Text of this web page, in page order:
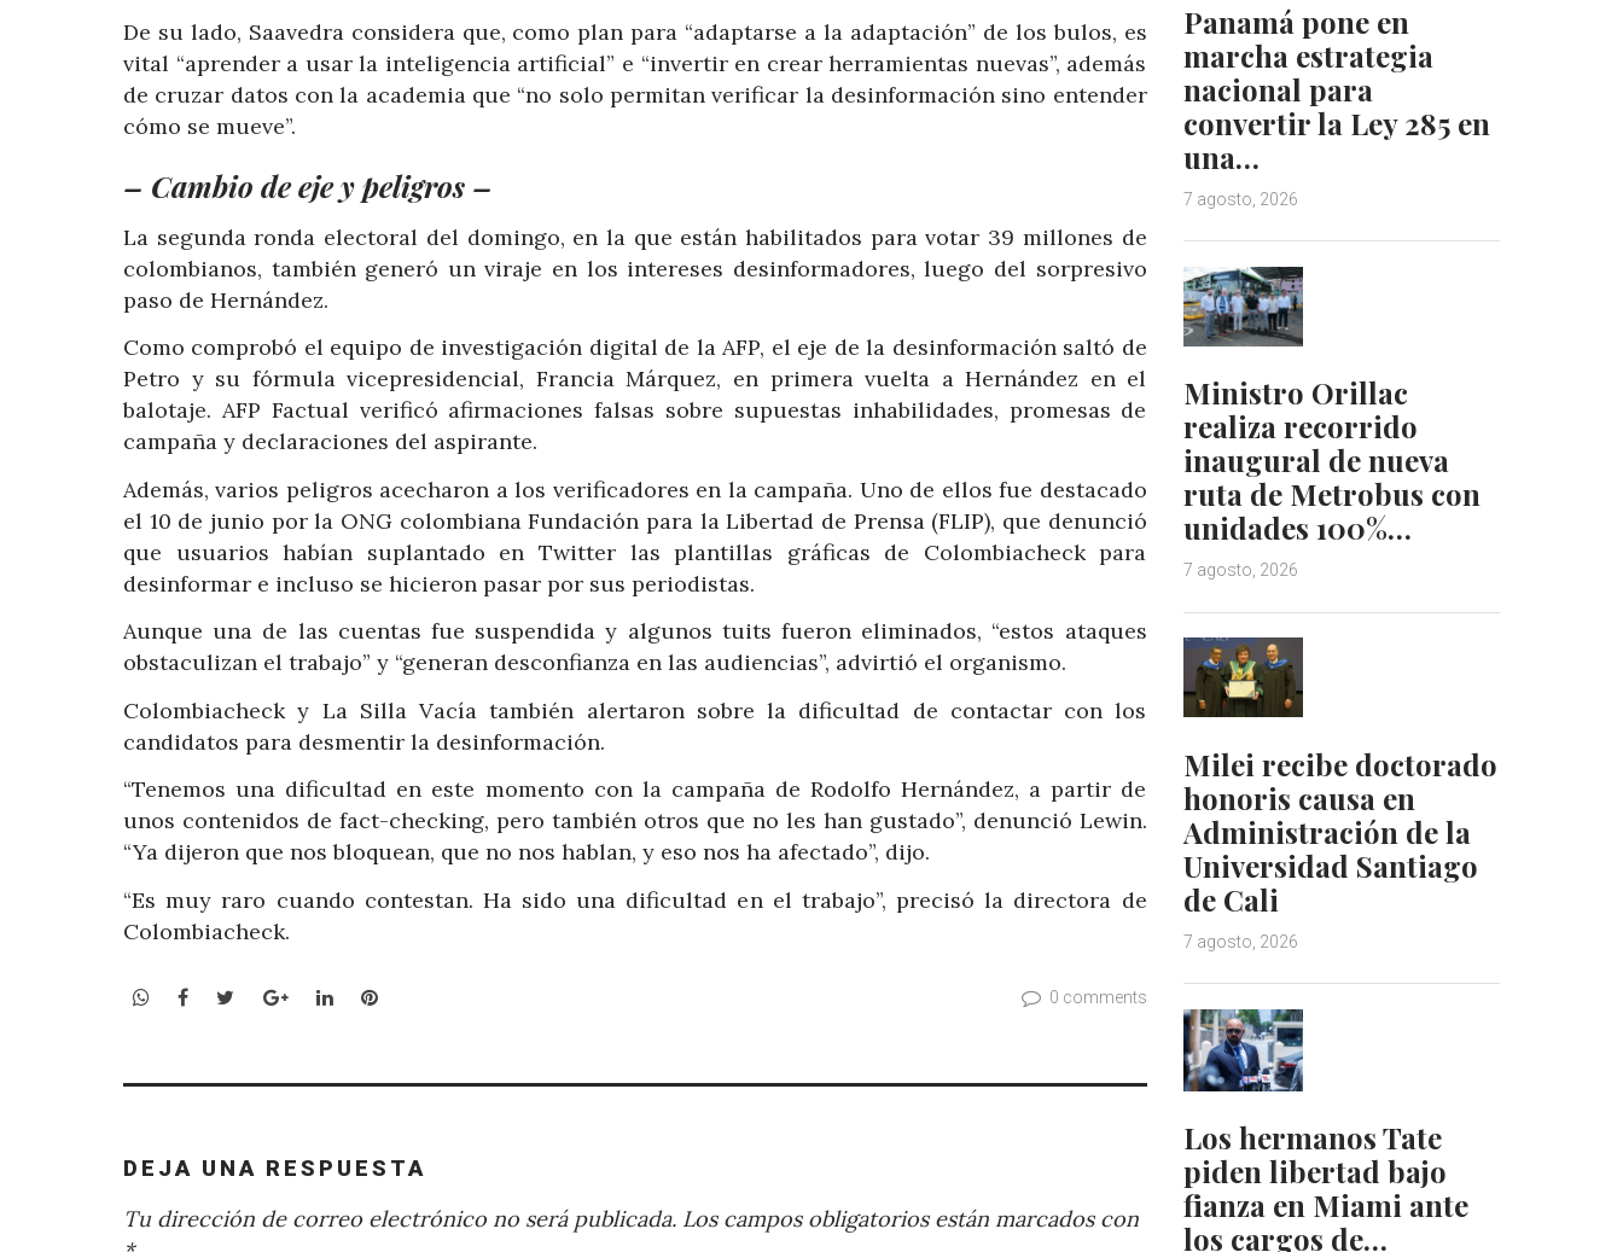
De su lado, Saavedra considera que, como plan para “adaptarse a la adaptación” de los bulos, es
vital “aprender a usar la inteligencia artificial” e “invertir en crear herramientas nuevas”, además
de cruzar datos con la academia que “no solo permitan verificar la desinformación sino entender
cómo se mueve”.
– Cambio de eje y peligros –
La segunda ronda electoral del domingo, en la que están habilitados para votar 39 millones de
colombianos, también generó un viraje en los intereses desinformadores, luego del sorpresivo
paso de Hernández.
Como comprobó el equipo de investigación digital de la AFP, el eje de la desinformación saltó de
Petro y su fórmula vicepresidencial, Francia Márquez, en primera vuelta a Hernández en el
balotaje. AFP Factual verificó afirmaciones falsas sobre supuestas inhabilidades, promesas de
campaña y declaraciones del aspirante.
Además, varios peligros acecharon a los verificadores en la campaña. Uno de ellos fue destacado
el 10 de junio por la ONG colombiana Fundación para la Libertad de Prensa (FLIP), que denunció
que usuarios habían suplantado en Twitter las plantillas gráficas de Colombiacheck para
desinformar e incluso se hicieron pasar por sus periodistas.
Aunque una de las cuentas fue suspendida y algunos tuits fueron eliminados, “estos ataques
obstaculizan el trabajo” y “generan desconfianza en las audiencias”, advirtió el organismo.
Colombiacheck y La Silla Vacía también alertaron sobre la dificultad de contactar con los
candidatos para desmentir la desinformación.
“Tenemos una dificultad en este momento con la campaña de Rodolfo Hernández, a partir de
unos contenidos de fact-checking, pero también otros que no les han gustado”, denunció Lewin.
“Ya dijeron que nos bloquean, que no nos hablan, y eso nos ha afectado”, dijo.
“Es muy raro cuando contestan. Ha sido una dificultad en el trabajo”, precisó la directora de
Colombiacheck.
WhatsApp
Facebook
TwitterGoogle+LinkedInPinterest 0 comments
DEJA UNA RESPUESTA
Tu dirección de correo electrónico no será publicada. Los campos obligatorios están marcados con
Panamá pone en
marcha estrategia
nacional para
convertir la Ley 285 en
una…
7 agosto, 2026
Ministro Orillac
realiza recorrido
inaugural de nueva
ruta de Metrobus con
unidades 100%…
7 agosto, 2026
Milei recibe doctorado
honoris causa en
Administración de la
Universidad Santiago
de Cali
7 agosto, 2026
Los hermanos Tate
piden libertad bajo
fianza en Miami ante
los cargos de…